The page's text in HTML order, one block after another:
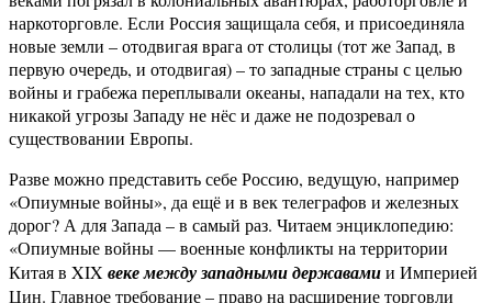
наркоторговле. Если Россия защищала себя, и присоединяла
новые земли – отодвигая врага от столицы (тот же Запад, в
первую очередь, и отодвигая) – то западные страны с целью
войны и грабежа переплывали океаны, нападали на тех, кто
никакой угрозы Западу не нёс и даже не подозревал о
существовании Европы.
Разве можно представить себе Россию, ведущую, например
«Опиумные войны», да ещё и в век телеграфов и железных
дорог? А для Запада – в самый раз. Читаем энциклопедию:
«Опиумные войны — военные конфликты на территории
Китая в XIX веке между западными державамии Империей
Цин. Главное требование – право на расширение торговли